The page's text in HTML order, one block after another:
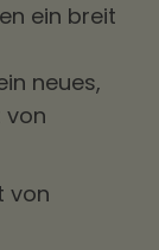
ein breit
neues,
von
von